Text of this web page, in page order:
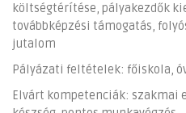
költségtérítése, pályakezdők
továbbképzési támogatás,
jutalom
Pályázati feltételek: főiskola,
Elvárt kompetenciák: szakmai